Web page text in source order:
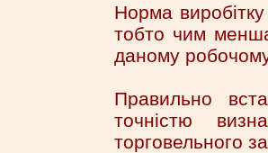
Норма
тобто чим
даному
Правильно
точністю
торговельного